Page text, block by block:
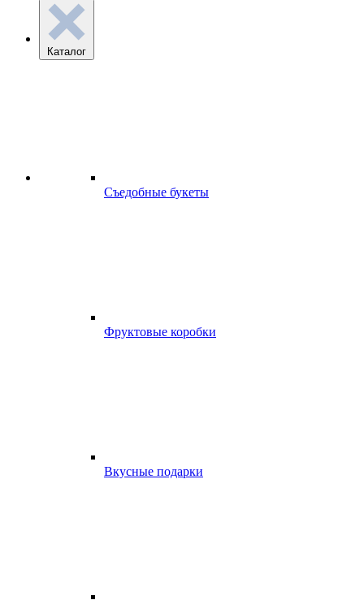
Каталог
Съедобные букеты
Фруктовые коробки
Вкусные подарки